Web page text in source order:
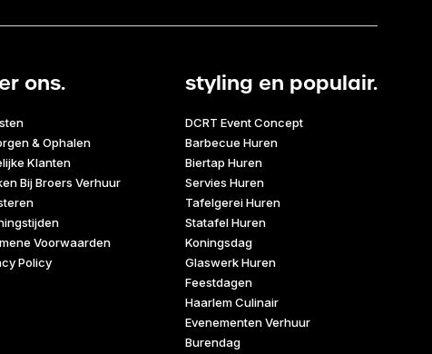
ons.
& Ophalen
Klanten
Bij Broers Verhuur
Voorwaarden
Policy
styling en populair.
DCRT Event Concept
Barbecue Huren
Biertap Huren
Servies Huren
Tafelgerei Huren
Statafel Huren
Koningsdag
Glaswerk Huren
Feestdagen
Haarlem Culinair
Evenementen Verhuur
Burendag